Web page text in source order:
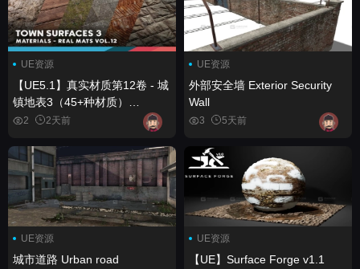
UE资源
【UE5.1】真实材质第12卷 - 城
镇地表3（45+种材质）
Realistic Materials VOL.12 -
Materials)
2 2天前
UE资源
外部安全墙 Exterior Security
Wall
3 5天前
UE资源
城市道路 Urban road
UE资源
【UE】Surface Forge v1.1